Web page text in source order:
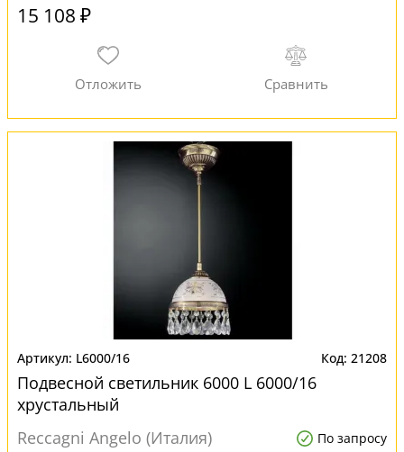
15 108 ₽
L6000/16 21208
Подвесной светильник 6000 L 6000/16
хрустальный
Reccagni Angelo (Италия)
По запросу